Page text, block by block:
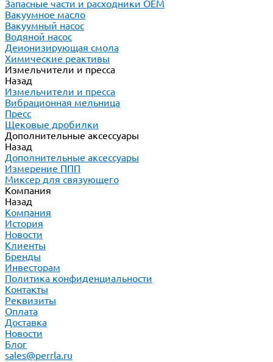
Запасные части и расходники ОЕМ
Вакуумное масло
Вакуумный насос
Водяной насос
Деионизирующая смола
Химические реактивы
Измельчители и пресса
Назад
Измельчители и пресса
Вибрационная мельница
Пресс
Щековые дробилки
Дополнительные аксессуары
Назад
Дополнительные аксессуары
Измерение ППП
Миксер для связующего
Компания
Назад
Компания
История
Новости
Клиенты
Бренды
Инвесторам
Политика конфиденциальности
Контакты
Реквизиты
Оплата
Доставка
Новости
Блог
sales@perrla.ru